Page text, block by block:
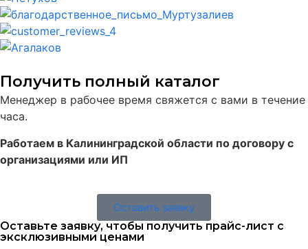
Получить полный каталог
Менеджер в рабочее время свяжется с вами в течение
часа.
Работаем в Калининградской области по договору с
организациями или ИП
Оставить заявку
Оставьте заявку, чтобы получить прайс-лист с
эксклюзивными ценами